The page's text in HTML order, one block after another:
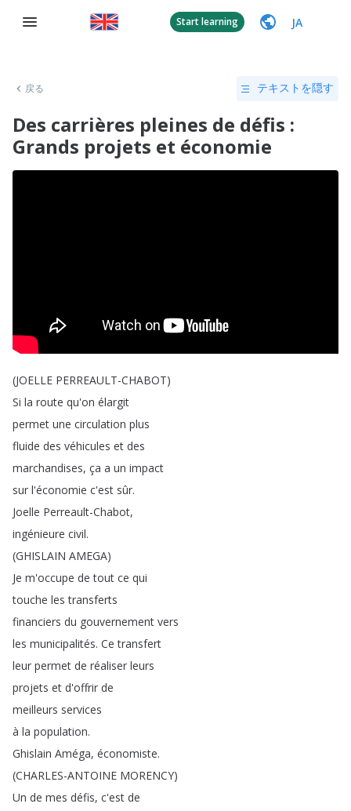
Start learning JA
戻る テキストを隠す
Des carrières pleines de défis :
Grands projets et économie
(JOELLE PERREAULT-CHABOT)
Si la route qu'on élargit
permet une circulation plus
fluide des véhicules et des
marchandises, ça a un impact
sur l'économie c'est sûr.
Joelle Perreault-Chabot,
ingénieure civil.
(GHISLAIN AMEGA)
Je m'occupe de tout ce qui
touche les transferts
financiers du gouvernement vers
les municipalités. Ce transfert
leur permet de réaliser leurs
projets et d'offrir de
meilleurs services
à la population.
Ghislain Améga, économiste.
(CHARLES-ANTOINE MORENCY)
Un de mes défis, c'est de